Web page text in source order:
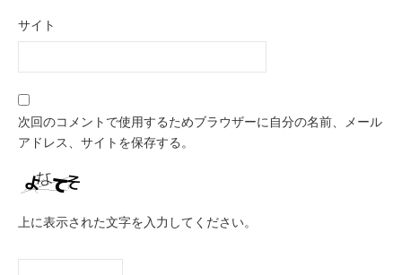
サイト
次回のコメントで使用するためブラウザーに自分の名前、メール
アドレス、サイトを保存する。
上に表示された文字を入力してください。